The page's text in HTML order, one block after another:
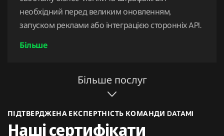
необхідний перед великим оновленням,
запуском реклами або інтеграцією сторонніх API.
Більше послуг
ПІДТВЕРДЖЕНА ЕКСПЕРТНІСТЬ КОМАНДИ DATAMI
Наші сертифікати